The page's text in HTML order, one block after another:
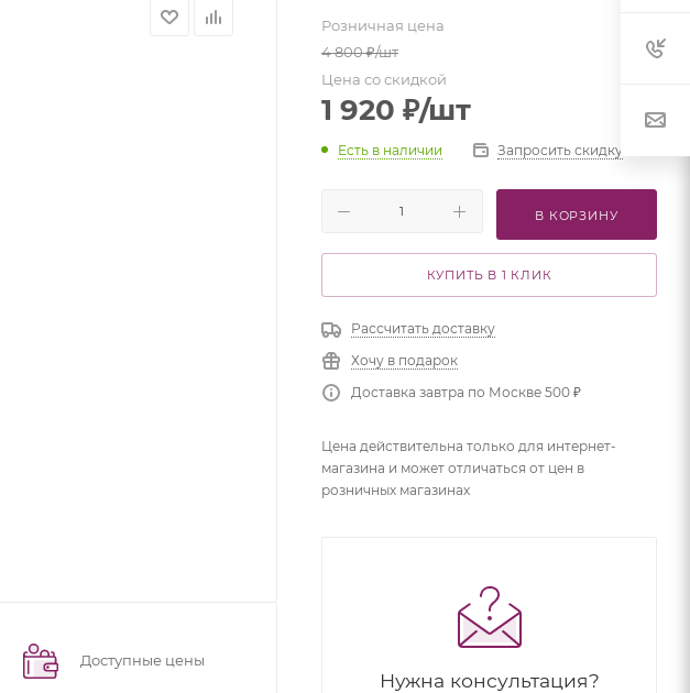
Доступные цены
Розничная цена
4 800₽/шт
Цена со скидкой
1 920 ₽/шт
Есть в наличии Запросить скидку
В КОРЗИНУ
КУПИТЬ В 1 КЛИК
Рассчитать доставку
Хочу в подарок
Доставка завтра по Москве 500 ₽
Цена действительна только для интернет-
магазина и может отличаться от цен в
розничных магазинах
Нужна консультация?